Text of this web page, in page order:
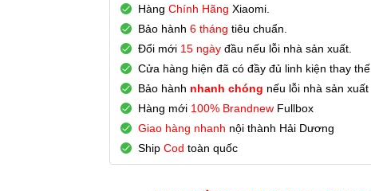
Hàng Chính Hãng Xiaomi.
Bảo hành 6 tháng tiêu chuẩn.
Đổi mới 15 ngàyđầu nếu lỗi nhà sản xuất.
Cửa hàng hiện đã có đầy đủ linh kiện thay thế.
Bảo hành nhanh chóng nếu lỗi nhà sản xuất
Hàng mới 100% BrandnewFullbox
Giao hàng nhanh nội thành Hải Dương
Ship Cod toàn quốc